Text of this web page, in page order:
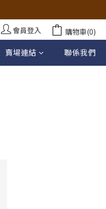
會員登入 購物車(0)
賣場連結 聯係我們
立即購買